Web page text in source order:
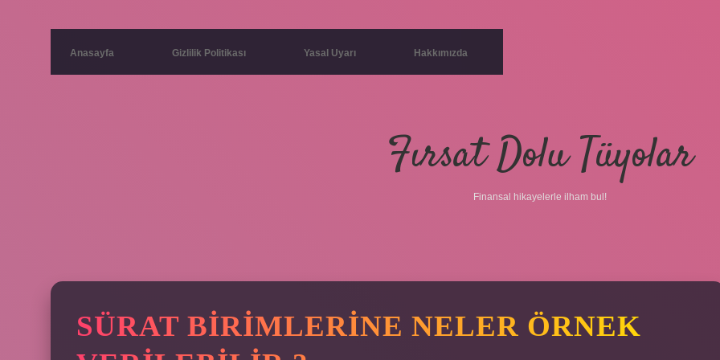
Anasayfa Gizlilik Politikası Yasal Uyarı Hakkımızda
Fırsat Dolu Tüyolar
Finansal hikayelerle ilham bul!
SÜRAT BIRIMLERINE NELER ÖRNEK